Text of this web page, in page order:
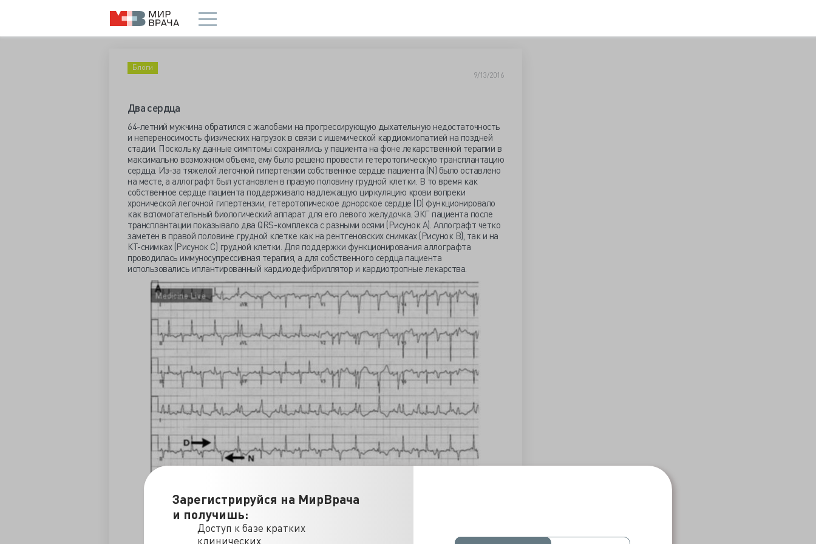
Зарегистрируйся на МирВрача
и получишь:
Доступ к базе кратких
клинических
Блоги
9/13/2016
Два сердца
64-летний мужчина обратился с жалобами на прогрессирующую дыхательную недостаточность
и непереносимость физических нагрузок в связи с ишемической кардиомиопатией на поздней
стадии. Поскольку данные симптомы сохранялись у пациента на фоне лекарственной терапии в
максимально возможном объеме, ему было решено провести гетеротопическую трансплантацию
сердца. Из-за тяжелой легочной гипертензии собственное сердце пациента (N) было оставлено
на месте, а аллографт был установлен в правую половину грудной клетки. В то время как
собственное сердце пациента поддерживало надлежащую циркуляцию крови вопреки
хронической легочной гипертензии, гетеротопическое донорское сердце (D) функционировало
как вспомогательный биологический аппарат для его левого желудочка. ЭКГ пациента после
трансплантации показывало два QRS-комплекса с разными осями (Рисунок А). Аллографт четко
заметен в правой половине грудной клетке как на рентгеновских снимках (Рисунок В), так и на
КТ-снимках (Рисунок С) грудной клетки. Для поддержки функционирования аллографта
проводилась иммуносупрессивная терапия, а для собственного сердца пациента
использовались иплантированный кардиодефибриллятор и кардиотропные лекарства.